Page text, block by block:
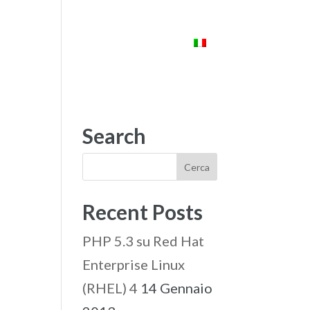
Search
Recent Posts
PHP 5.3 su Red Hat
Enterprise Linux
(RHEL) 4 14 Gennaio